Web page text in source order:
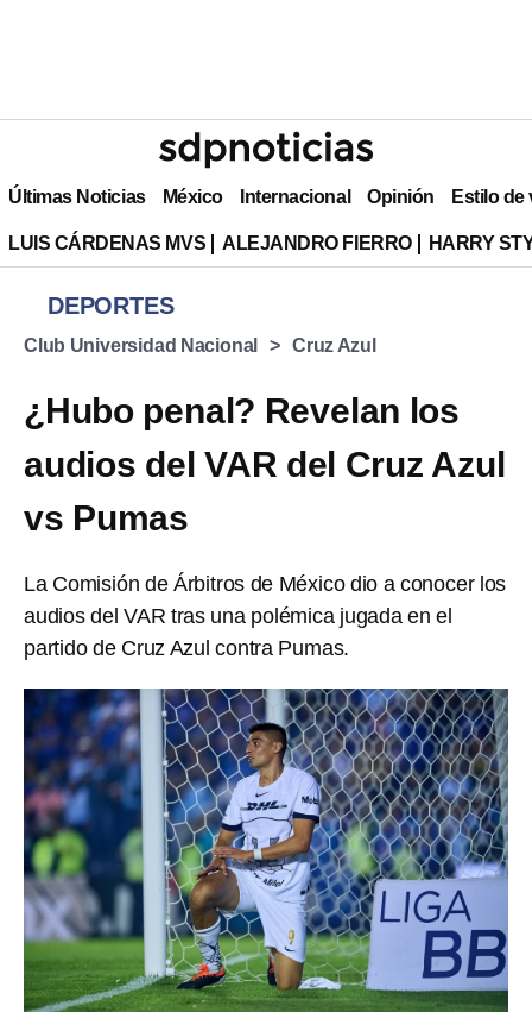
Últimas Noticias México Internacional Opinión Estilo de
LUIS CÁRDENAS MVS ALEJANDRO FIERRO HARRY
DEPORTES
Club Universidad Nacional Cruz Azul
¿Hubo penal? Revelan los
audios del VAR del Cruz Azul
vs Pumas
La Comisión de Árbitros de México dio a conocer los
audios del VAR tras una polémica jugada en el
partido de Cruz Azul contra Pumas.